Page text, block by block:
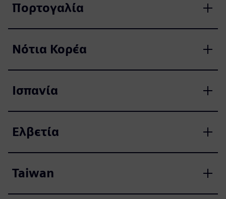
Πορτογαλία
Νότια Κορέα
Ισπανία
Ελβετία
Taiwan